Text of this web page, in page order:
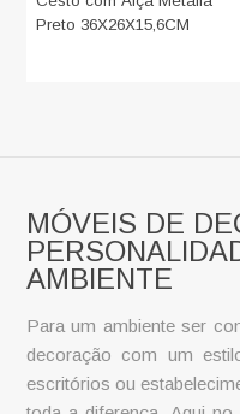
Preto 36X26X15,6CM
MÓVEIS DE
AMBIENTE
Para um ambiente ser
decoração com um
escritórios ou